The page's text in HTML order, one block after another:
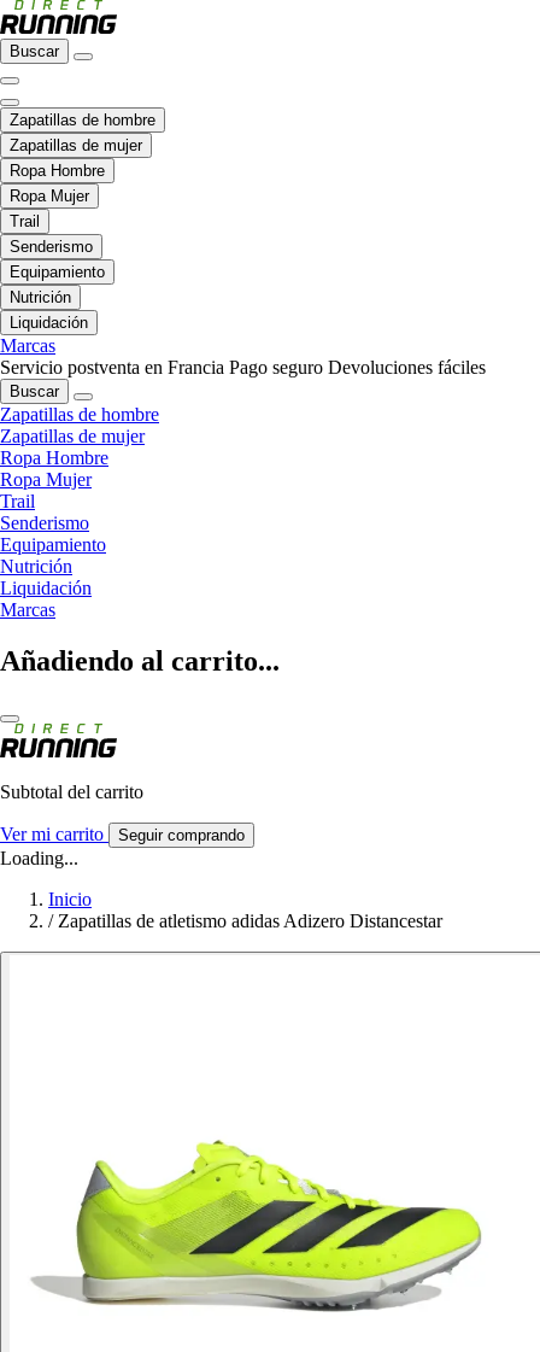
Buscar
Zapatillas de hombre
Zapatillas de mujer
Ropa Hombre
Ropa Mujer
Trail
Senderismo
Equipamiento
Nutrición
Liquidación
Marcas
Servicio postventa en Francia Pago seguro Devoluciones fáciles
Buscar
Zapatillas de hombre
Zapatillas de mujer
Ropa Hombre
Ropa Mujer
Trail
Senderismo
Equipamiento
Nutrición
Liquidación
Marcas
Añadiendo al carrito...
Subtotal del carrito
Ver mi carrito Seguir comprando
Loading...
Inicio
/ Zapatillas de atletismo adidas Adizero Distancestar